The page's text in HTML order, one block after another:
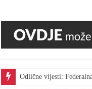
Odlične vijesti: